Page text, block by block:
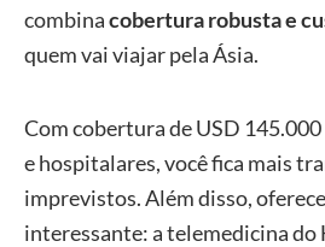
combinacobertura robusta e
quem vai viajar pela Ásia.
Com cobertura de USD
e hospitalares, você fica mais
imprevistos. Além disso,
interessante: a telemedicina